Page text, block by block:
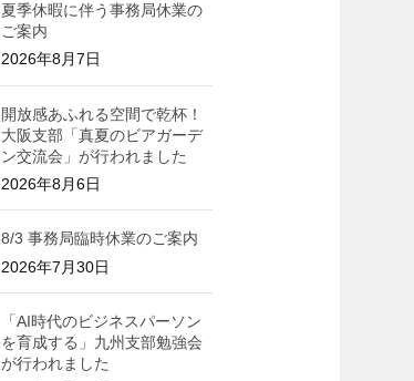
夏季休暇に伴う事務局休業の
ご案内
2026年8月7日
開放感あふれる空間で乾杯！
大阪支部「真夏のビアガーデ
ン交流会」が行われました
2026年8月6日
8/3 事務局臨時休業のご案内
2026年7月30日
「AI時代のビジネスパーソン
を育成する」九州支部勉強会
が行われました